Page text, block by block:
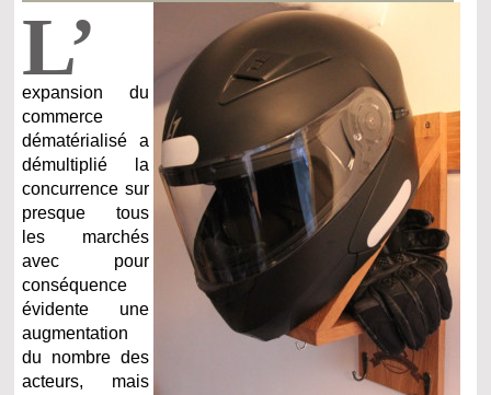
L’
expansion du
commerce
dématérialisé a
démultiplié la
concurrence sur
presque tous
les marchés
avec pour
conséquence
évidente une
augmentation
du nombre des
acteurs, mais